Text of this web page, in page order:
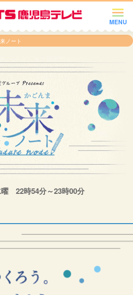
MENU
ノート
22時54分～23時00分